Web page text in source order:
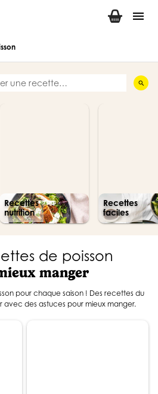
menu
de poisson
manger
pour chaque saison ! Des recettes du
avec des astuces pour mieux manger.
search
Recettes
nutrition
Recettes
faciles